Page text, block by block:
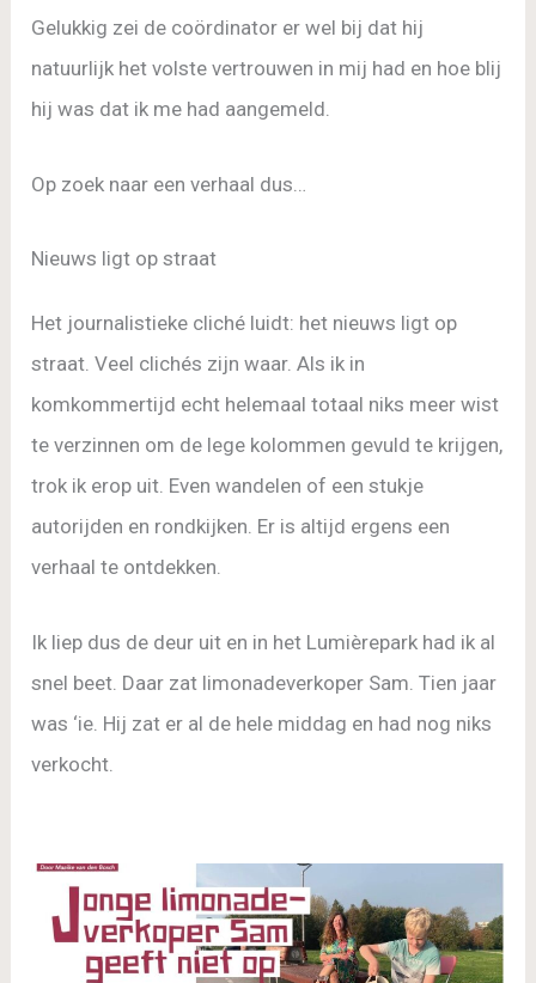
Gelukkig zei de coördinator er wel bij dat hij
natuurlijk het volste vertrouwen in mij had en hoe blij
hij was dat ik me had aangemeld.
Op zoek naar een verhaal dus…
Nieuws ligt op straat
Het journalistieke cliché luidt: het nieuws ligt op
straat. Veel clichés zijn waar. Als ik in
komkommertijd echt helemaal totaal niks meer wist
te verzinnen om de lege kolommen gevuld te krijgen,
trok ik erop uit. Even wandelen of een stukje
autorijden en rondkijken. Er is altijd ergens een
verhaal te ontdekken.
Ik liep dus de deur uit en in het Lumièrepark had ik al
snel beet. Daar zat limonadeverkoper Sam. Tien jaar
was ‘ie. Hij zat er al de hele middag en had nog niks
verkocht.